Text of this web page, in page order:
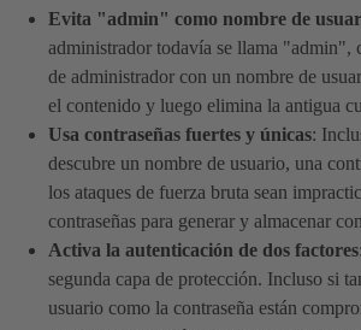
Evita "admin" como nombre de
administrador todavía se llama "admin",
de administrador con un nombre de
el contenido y luego elimina la antigua
Usa contraseñas fuertes y únicas:
descubre un nombre de usuario, una
los ataques de fuerza bruta sean
contraseñas para generar y almacenar
Activa la autenticación de dos factores
segunda capa de protección. Incluso si
usuario como la contraseña están